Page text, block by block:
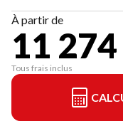
À partir de
11 274
Tous frais inclus